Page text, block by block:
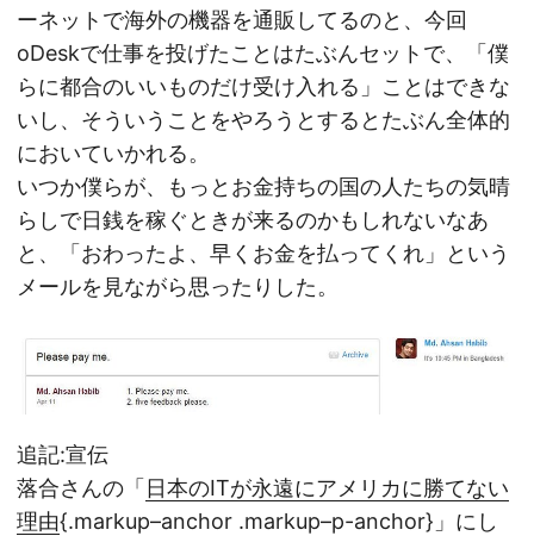
ーネットで海外の機器を通販してるのと、今回
oDeskで仕事を投げたことはたぶんセットで、「僕
らに都合のいいものだけ受け入れる」ことはできな
いし、そういうことをやろうとするとたぶん全体的
においていかれる。
いつか僕らが、もっとお金持ちの国の人たちの気晴
らしで日銭を稼ぐときが来るのかもしれないなあ
と、「おわったよ、早くお金を払ってくれ」という
メールを見ながら思ったりした。
追記:宣伝
落合さんの「 日本のITが永遠にアメリカに勝てない
理由{.markup–anchor .markup–p-anchor}」にし